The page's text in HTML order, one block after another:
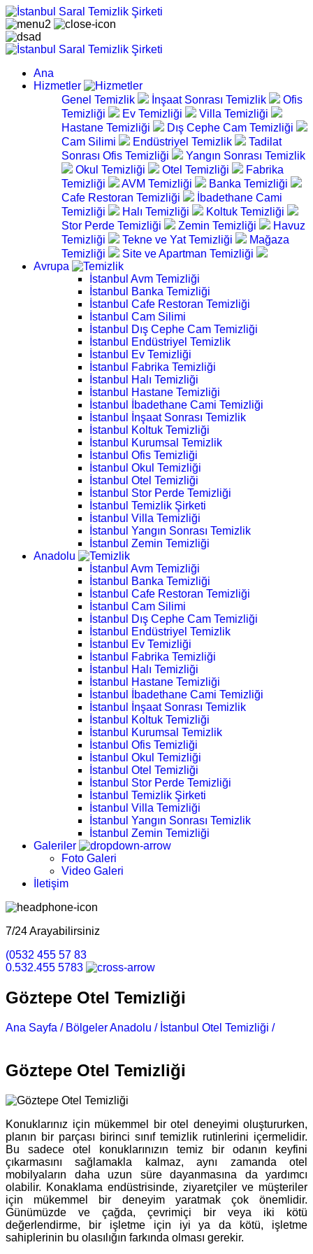
Ana
Hizmetler
Genel Temizlik
İnşaat Sonrası Temizlik
Ofis
Temizliği
Ev Temizliği
Villa Temizliği
Hastane Temizliği
Dış Cephe Cam Temizliği
Cam Silimi
Endüstriyel Temizlik
Tadilat
Sonrası Ofis Temizliği
Yangın Sonrası Temizlik
Okul Temizliği
Otel Temizliği
Fabrika
Temizliği
AVM Temizliği
Banka Temizliği
Cafe Restoran Temizliği
İbadethane Cami
Temizliği
Halı Temizliği
Koltuk Temizliği
Stor Perde Temizliği
Zemin Temizliği
Havuz
Temizliği
Tekne ve Yat Temizliği
Mağaza
Temizliği
Site ve Apartman Temizliği
Avrupa
İstanbul Avm Temizliği
İstanbul Banka Temizliği
İstanbul Cafe Restoran Temizliği
İstanbul Cam Silimi
İstanbul Dış Cephe Cam Temizliği
İstanbul Endüstriyel Temizlik
İstanbul Ev Temizliği
İstanbul Fabrika Temizliği
İstanbul Halı Temizliği
İstanbul Hastane Temizliği
İstanbul İbadethane Cami Temizliği
İstanbul İnşaat Sonrası Temizlik
İstanbul Koltuk Temizliği
İstanbul Kurumsal Temizlik
İstanbul Ofis Temizliği
İstanbul Okul Temizliği
İstanbul Otel Temizliği
İstanbul Stor Perde Temizliği
İstanbul Temizlik Şirketi
İstanbul Villa Temizliği
İstanbul Yangın Sonrası Temizlik
İstanbul Zemin Temizliği
Anadolu
İstanbul Avm Temizliği
İstanbul Banka Temizliği
İstanbul Cafe Restoran Temizliği
İstanbul Cam Silimi
İstanbul Dış Cephe Cam Temizliği
İstanbul Endüstriyel Temizlik
İstanbul Ev Temizliği
İstanbul Fabrika Temizliği
İstanbul Halı Temizliği
İstanbul Hastane Temizliği
İstanbul İbadethane Cami Temizliği
İstanbul İnşaat Sonrası Temizlik
İstanbul Koltuk Temizliği
İstanbul Kurumsal Temizlik
İstanbul Ofis Temizliği
İstanbul Okul Temizliği
İstanbul Otel Temizliği
İstanbul Stor Perde Temizliği
İstanbul Temizlik Şirketi
İstanbul Villa Temizliği
İstanbul Yangın Sonrası Temizlik
İstanbul Zemin Temizliği
Galeriler
Foto Galeri
Video Galeri
İletişim
7/24 Arayabilirsiniz
(0532 455 57 83
0.532.455 5783
Göztepe Otel Temizliği
Ana Sayfa / Bölgeler Anadolu / İstanbul Otel Temizliği /
Göztepe Otel Temizliği
Konuklarınız için mükemmel bir otel deneyimi oluştururken,
planın bir parçası birinci sınıf temizlik rutinlerini içermelidir.
Bu sadece otel konuklarınızın temiz bir odanın keyfini
çıkarmasını sağlamakla kalmaz, aynı zamanda otel
mobilyaların daha uzun süre dayanmasına da yardımcı
olabilir. Konaklama endüstrisinde, ziyaretçiler ve müşteriler
için mükemmel bir deneyim yaratmak çok önemlidir.
Günümüzde ve çağda, çevrimiçi bir veya iki kötü
değerlendirme, bir işletme için iyi ya da kötü, işletme
sahiplerinin bu olasılığın farkında olması gerekir.